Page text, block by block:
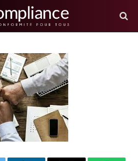
1 MIN DE LECTURE